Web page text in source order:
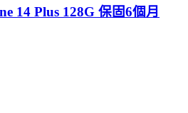
14 Plus 128G 保固6個月